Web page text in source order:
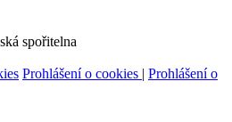
spořitelna
Prohlášení o cookies | Prohlášení o